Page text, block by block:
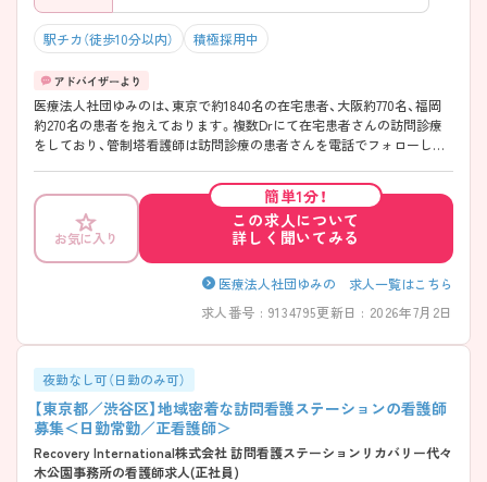
駅チカ（徒歩10分以内） 積極採用中
医療法人社団ゆみのは、東京で約1840名の在宅患者、大阪約770名、福岡
約270名の患者を抱えております。複数Drにて在宅患者さんの訪問診療
をしており、管制塔看護師は訪問診療の患者さんを電話でフォローして
で、他職種連携も必要になり非常にやりがいのあるお仕事です。また働
き方については、日勤勤務・年間休日120日とプライベートも大切にしな
がら、ご勤務が可能です。 ご興味のある方には、面接対策ポイントなど、
さらに詳細をお話しいたしますので、お気軽にご相談ください。
お気に入り
簡単1分！
この求人について
詳しく聞いてみる
医療法人社団ゆみの 求人一覧はこちら
求人番号 : 9134795更新日 : 2026年7月2日
夜勤なし可（日勤のみ可）
【東京都／渋谷区】地域密着な訪問看護ステーションの看護師
募集＜日勤常勤／正看護師＞
Recovery International株式会社 訪問看護ステーションリカバリー代々
木公園事務所の看護師求人(正社員)